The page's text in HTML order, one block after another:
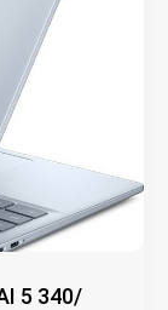
5 340/